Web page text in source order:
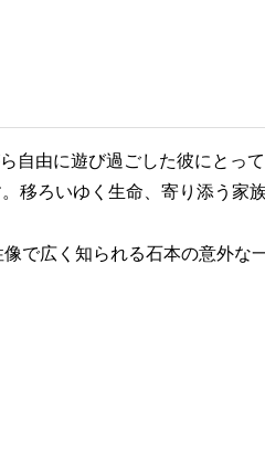
自由に遊び過ごした彼にとっ
移ろいゆく生命、寄り添う家
で広く知られる石本の意外な